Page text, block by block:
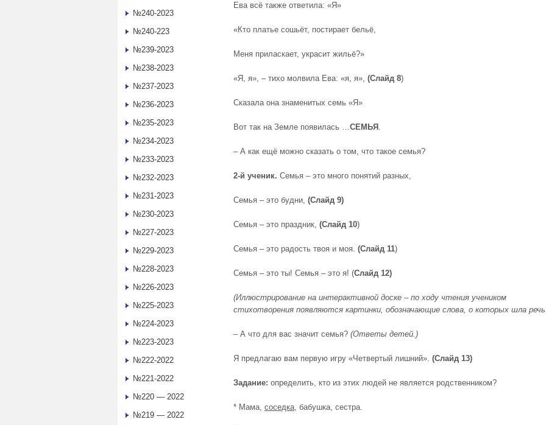
Ева всё также ответила: «Я»
«Кто платье сошьёт, постирает бельё,
Меня приласкает, украсит жильё?»
«Я, я», – тихо молвила Ева: «я, я», (Слайд 8)
Сказала она знаменитых семь «Я»
Вот так на Земле появилась …СЕМЬЯ .
– А как ещё можно сказать о том, что такое семья?
2-й ученик. Семья – это много понятий разных,
Семья – это будни, (Слайд 9)
Семья – это праздник, (Слайд 10)
Семья – это радость твоя и моя. (Слайд 11)
Семья – это ты! Семья – это я! (Слайд 12)
(Иллюстрирование на интерактивной доске – по ходу чтения учеником
стихотворения появляются картинки, обозначающие слова, о которых шла
– А что для вас значит семья? (Ответы детей.)
Я предлагаю вам первую игру «Четвертый лишний». (Слайд 13)
Задание: определить, кто из этих людей не является родственником?
* Мама, соседка, бабушка, сестра.
№240-2023
№240-223
№239-2023
№238-2023
№237-2023
№236-2023
№235-2023
№234-2023
№233-2023
№232-2023
№231-2023
№230-2023
№227-2023
№229-2023
№228-2023
№226-2023
№225-2023
№224-2023
№223-2023
№222-2022
№221-2022
№220 — 2022
№219 — 2022